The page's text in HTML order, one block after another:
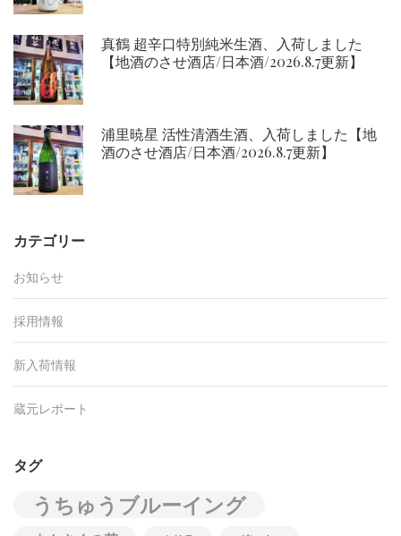
真鶴 超辛口特別純米生酒、入荷しました
【地酒のさせ酒店/日本酒/2026.8.7更新】
浦里暁星 活性清酒生酒、入荷しました【地
酒のさせ酒店/日本酒/2026.8.7更新】
カテゴリー
お知らせ
採用情報
新入荷情報
蔵元レポート
タグ
うちゅうブルーイング